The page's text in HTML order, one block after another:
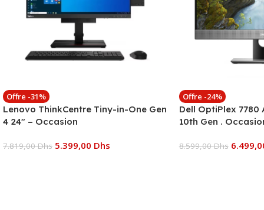
Offre -31%
Lenovo ThinkCentre Tiny-in-One Gen
4 24″ – Occasion
7.819,00Dhs 5.399,00 Dhs
Offre -24%
Dell OptiPlex 7780
10th Gen .
8.599,00Dhs